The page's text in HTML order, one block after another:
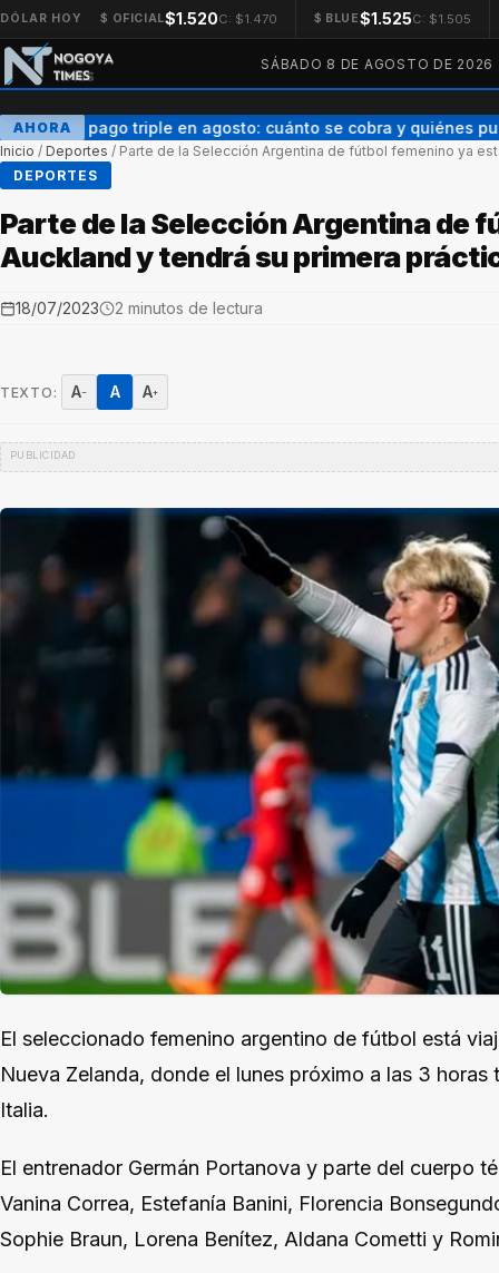
DÓLAR HOY $ OFICIAL$1.520C: $1.470 $ BLUE$1.525C: $1.505
SÁBADO 8 DE AGOSTO DE 2026
AHORA
AUH con pago triple en agosto: cuánto se cobra y quiénes
Inicio / Deportes / Parte de la Selección Argentina de fútbol femenino ya
DEPORTES
Parte de la Selección Argentina de
Auckland y tendrá su primera
18/07/2023 2 minutos de lectura
TEXTO: A− A A+
El seleccionado femenino argentino de fútbol está
Nueva Zelanda, donde el lunes próximo a las 3
Italia.
El entrenador Germán Portanova y parte del cuerpo
Vanina Correa, Estefanía Banini, Florencia
Sophie Braun, Lorena Benítez, Aldana Cometti y